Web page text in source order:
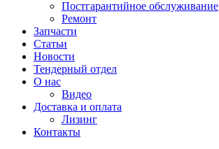
Постгарантийное обслуживание
Ремонт
Запчасти
Статьи
Новости
Тендерный отдел
О нас
Видео
Доставка и оплата
Лизинг
Контакты